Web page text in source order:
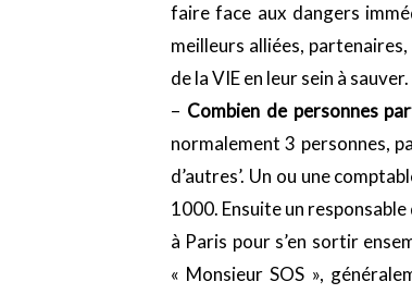
faire face aux dangers
meilleurs alliées, partenaires,
de la VIE en leur sein à sauver.
– Combien de personnes
normalement 3 personnes,
d’autres’. Un ou une
1000. Ensuite un
à Paris pour s’en sortir
« Monsieur SOS »,